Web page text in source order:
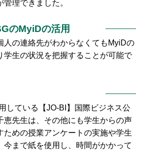
理できました。
のMyiDの活用
人の連絡先がわからなくてもMyiDの
学生の状況を把握することが可能で
している【JO-BI】国際ビジネス公
恵先生は、その他にも学生からの声
ための授業アンケートの実施や学生
今まで紙を使用し、時間がかかって